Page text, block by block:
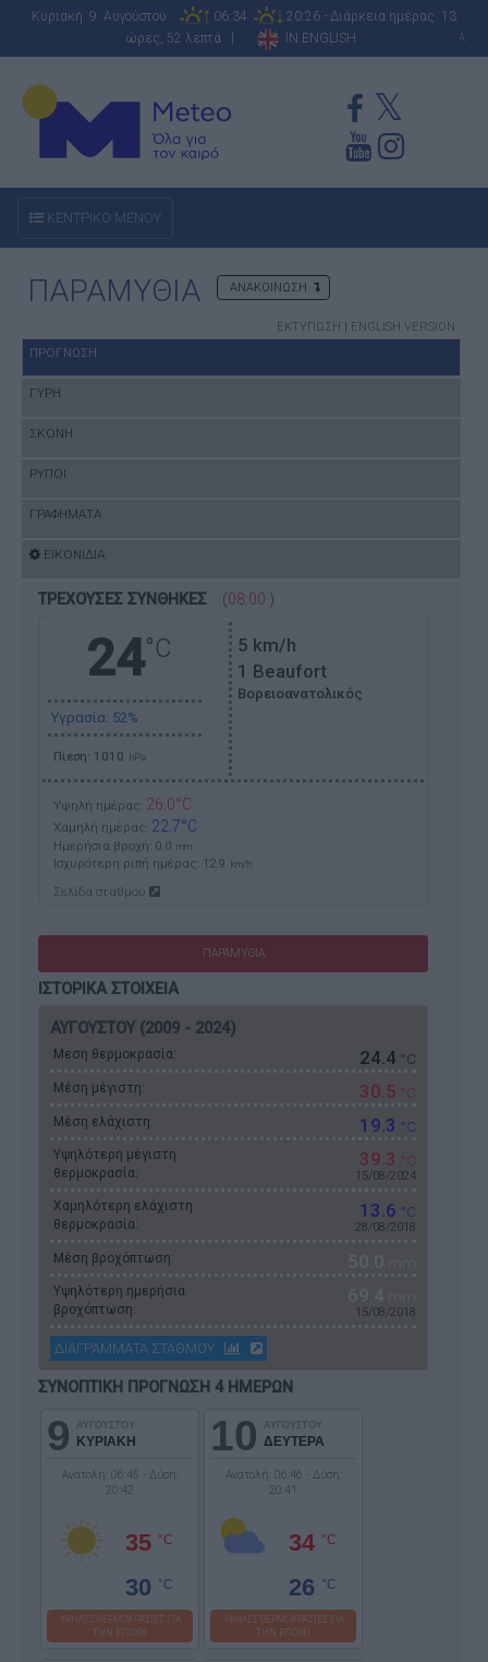
Κυριακή 9 Αυγούστου 06:34
20:26 - Διάρκεια ημέρας: 13
ώρες, 52 λεπτά |
IN ENGLISH A
ΚΕΝΤΡΙΚΟ ΜΕΝΟΥ
ΠΑΡΑΜΥΘΙΑ ΑΝΑΚΟΙΝΩΣΗ
ΕΚΤΥΠΩΣΗ | ENGLISH VERSION
ΠΡΟΓΝΩΣΗ
ΓΥΡΗ
ΣΚΟΝΗ
ΡΥΠΟΙ
ΓΡΑΦΗΜΑΤΑ
ΕΙΚΟΝΙΔΙΑ
ΤΡΕΧΟΥΣΕΣ ΣΥΝΘΗΚΕΣ (08:00 )
24°C
Υγρασία: 52%
Πίεση: 1010 hPa
5 km/h
1 Beaufort
Βορειοανατολικός
Υψηλή ημέρας: 26.0°C
Χαμηλή ημέρας: 22.7°C
Ημερήσια βροχή: 0.0 mm
Ισχυρότερη ριπή ημέρας: 12.9 km/h
Σελίδα σταθμού
ΠΑΡΑΜΥΘΙΑ
ΙΣΤΟΡΙΚΑ ΣΤΟΙΧΕΙΑ
ΑΥΓΟΥΣΤΟΥ (2009 - 2024)
Μεση θερμοκρασία: 24.4 °C
Μέση μέγιστη: 30.5 °C
Μέση ελάχιστη: 19.3 °C
Υψηλότερη μέγιστη
θερμοκρασία:
39.3 °C
15/08/2024
Χαμηλότερη ελάχιστη
θερμοκρασία:
13.6 °C
28/08/2018
Μέση βροχόπτωση: 50.0 mm
Υψηλότερη ημερήσια
βροχόπτωση:
69.4 mm
15/08/2018
ΔΙΑΓΡΑΜΜΑΤΑ ΣΤΑΘΜΟΥ
ΣΥΝΟΠΤΙΚΗ ΠΡΟΓΝΩΣΗ 4 ΗΜΕΡΩΝ
9 ΑΥΓΟΥΣΤΟΥ
ΚΥΡΙΑΚΗ
Ανατολή: 06:45 - Δύση:
20:42
35 °C
30 °C
ΥΨΗΛΕΣ ΘΕΡΜΟΚΡΑΣΙΕΣ ΓΙΑ
ΤΗΝ ΕΠΟΧΗ
10 ΑΥΓΟΥΣΤΟΥ
ΔΕΥΤΕΡΑ
Ανατολή: 06:46 - Δύση:
20:41
34 °C
26 °C
ΥΨΗΛΕΣ ΘΕΡΜΟΚΡΑΣΙΕΣ ΓΙΑ
ΤΗΝ ΕΠΟΧΗ